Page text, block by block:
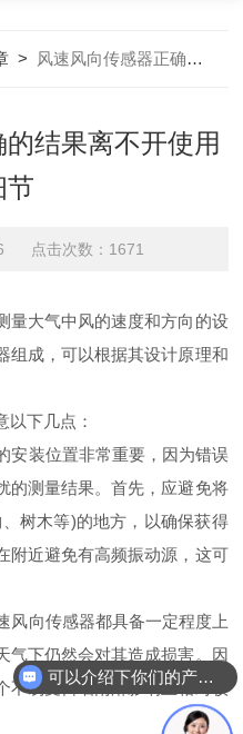
> 风速风向传感器正确的结果离不开使用的细节
结果离不开使用
节
点击次数：1671
大气中风的速度和方向的设
组成，可以根据其设计原理和
下几点：
装位置非常重要，因为错误
的测量结果。首先，应避免将
树木等)的地方，以确保获得
附近避免有高频振动源，这可
向传感器都具备一定程度上
气下仍然会对其造成损害。因
不易受日晒雨淋影响且相对较
可以介绍下你们的产品么